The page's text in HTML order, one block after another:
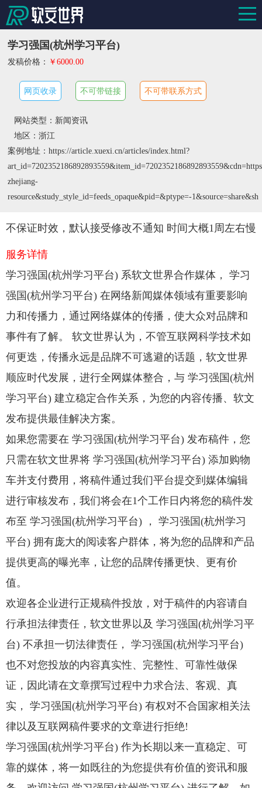
学习强国(杭州学习平台)
发稿价格： ￥6000.00
网页收录 不可带链接 不可带联系方式
网站类型：新闻资讯
地区：浙江
案例地址：https://article.xuexi.cn/articles/index.html?
zhejiang-
resource&study_style_id=feeds_opaque&pid=&ptype=-1&source=share&sh
不保证时效，默认接受修改不通知 时间大概1周左右慢
服务详情
学习强国(杭州学习平台) 系软文世界合作媒体， 学习
强国(杭州学习平台) 在网络新闻媒体领域有重要影响
力和传播力，通过网络媒体的传播，使大众对品牌和
事件有了解。 软文世界认为，不管互联网科学技术如
何更迭，传播永远是品牌不可逃避的话题，软文世界
顺应时代发展，进行全网媒体整合，与 学习强国(杭州
学习平台) 建立稳定合作关系，为您的内容传播、软文
发布提供最佳解决方案。
如果您需要在 学习强国(杭州学习平台) 发布稿件，您
只需在软文世界将 学习强国(杭州学习平台) 添加购物
车并支付费用，将稿件通过我们平台提交到媒体编辑
进行审核发布，我们将会在1个工作日内将您的稿件发
布至 学习强国(杭州学习平台) ， 学习强国(杭州学习
平台) 拥有庞大的阅读客户群体，将为您的品牌和产品
提供更高的曝光率，让您的品牌传播更快、更有价
值。
欢迎各企业进行正规稿件投放，对于稿件的内容请自
行承担法律责任，软文世界以及 学习强国(杭州学习平
台) 不承担一切法律责任， 学习强国(杭州学习平台)
也不对您投放的内容真实性、完整性、可靠性做保
证，因此请在文章撰写过程中力求合法、客观、真
实， 学习强国(杭州学习平台) 有权对不合国家相关法
律以及互联网稿件要求的文章进行拒绝!
学习强国(杭州学习平台) 作为长期以来一直稳定、可
靠的媒体，将一如既往的为您提供有价值的资讯和服